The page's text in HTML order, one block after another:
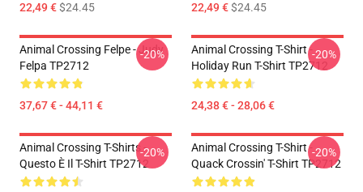
22,49 €$24.45 22,49 €$24.45
Animal Crossing Felpe - Judy
Felpa TP2712
37,67 € - 44,11 €
-20%
Animal Crossing T-Shirt -
Holiday Run T-Shirt TP2712
24,38 € - 28,06 €
-20%
Animal Crossing T-Shirts -
Questo È Il T-Shirt TP2712
-20%
Animal Crossing T-Shirt -
Quack Crossin' T-Shirt TP2712
-20%